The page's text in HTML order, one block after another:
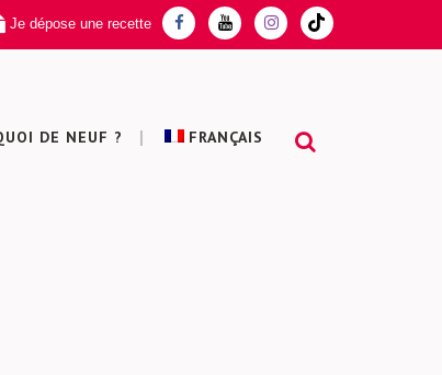
Je dépose une recette
DE NEUF ? FRANÇAIS